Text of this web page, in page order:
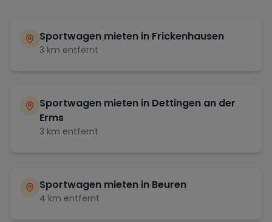
Sportwagen mieten in Frickenhausen
3 km entfernt
Sportwagen mieten in Dettingen an der
Erms
3 km entfernt
Sportwagen mieten in Beuren
4 km entfernt